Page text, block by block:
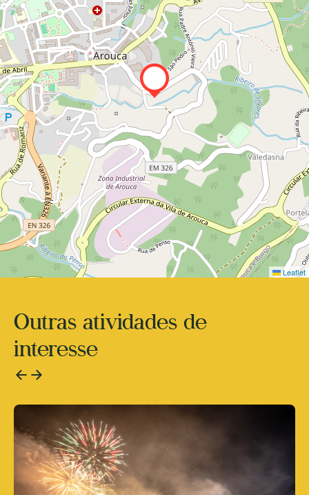
Leaflet
Outras atividades de
interesse